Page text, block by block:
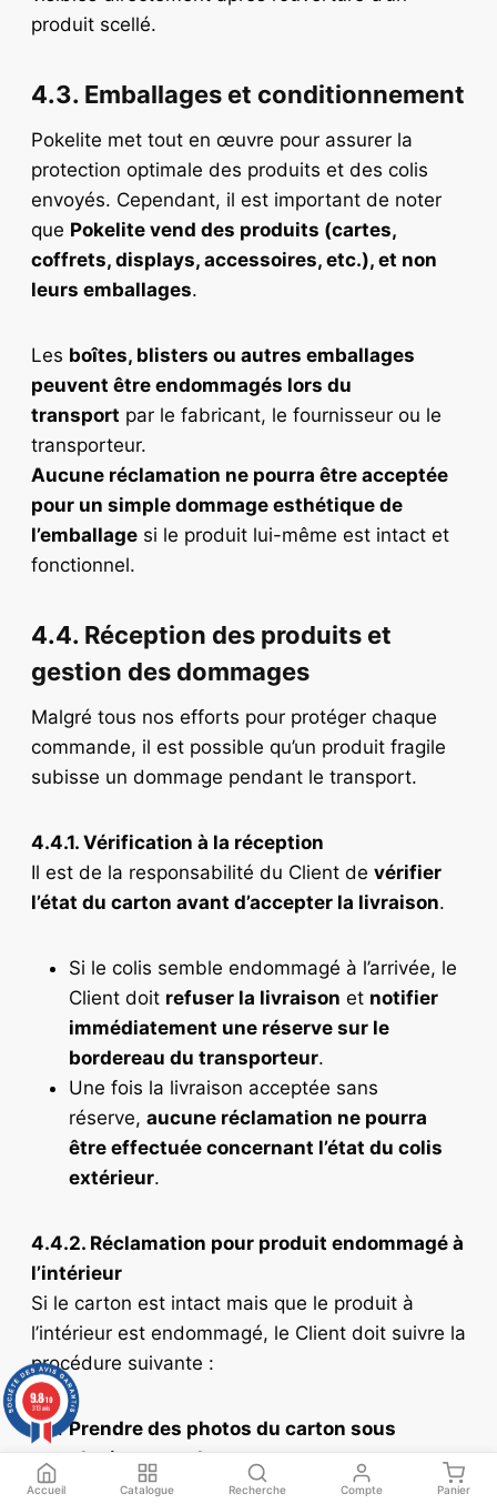
produit scellé.
4.3. Emballages et conditionnement
Pokelite met tout en œuvre pour assurer la
protection optimale des produits et des colis
envoyés. Cependant, il est important de noter
que Pokelite vend des produits (cartes,
coffrets, displays, accessoires, etc.), et non
leurs emballages.
Les boîtes, blisters ou autres emballages
peuvent être endommagés lors du
transport par le fabricant, le fournisseur ou le
transporteur.
Aucune réclamation ne pourra être acceptée
pour un simple dommage esthétique de
l’emballage si le produit lui-même est intact et
fonctionnel.
4.4. Réception des produits et
gestion des dommages
Malgré tous nos efforts pour protéger chaque
commande, il est possible qu’un produit fragile
subisse un dommage pendant le transport.
4.4.1. Vérification à la réception
Il est de la responsabilité du Client de vérifier
l’état du carton avant d’accepter la livraison.
Si le colis semble endommagé à l’arrivée, le
Client doit refuser la livraison et notifier
immédiatement une réserve sur le
bordereau du transporteur.
Une fois la livraison acceptée sans
réserve, aucune réclamation ne pourra
être effectuée concernant l’état du colis
extérieur.
4.4.2. Réclamation pour produit endommagé à
l’intérieur
Si le carton est intact mais que le produit à
l’intérieur est endommagé, le Client doit suivre la
procédure suivante :
Prendre des photos du carton sous
plusieurs angles avant ouverture.
Prendre des photos du contenu
Accueil Catalogue Recherche Compte Panier
9.8/10
313 avis